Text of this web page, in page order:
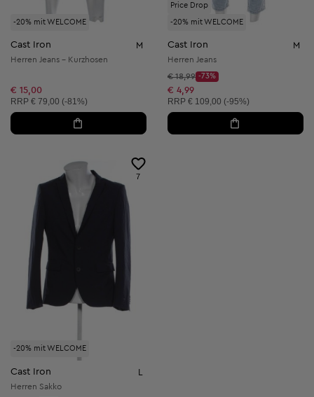
-20% mit WELCOME
Cast Iron M
Herren Jeans - Kurzhosen
€ 15,00
Unverbindliche Preisempfehlung:
RRP € 79,00 (-81%)
Price Drop
-20% mit WELCOME
Cast Iron M
Herren Jeans
Startpreis:
€ 18,99
Discount Price:
-73%
Reduzierter Preis:
€ 4,99
Unverbindliche Preisempfehlung:
RRP € 109,00 (-95%)
-20% mit WELCOME
7
Cast Iron L
Herren Sakko